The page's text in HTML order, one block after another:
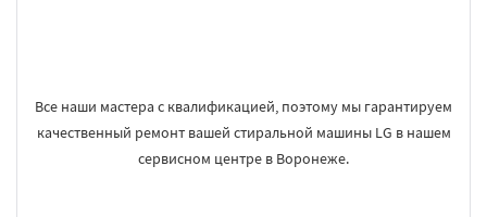
Все наши мастера с квалификацией, поэтому мы гарантируем
качественный ремонт вашей стиральной машины LG в нашем
сервисном центре в Воронеже.